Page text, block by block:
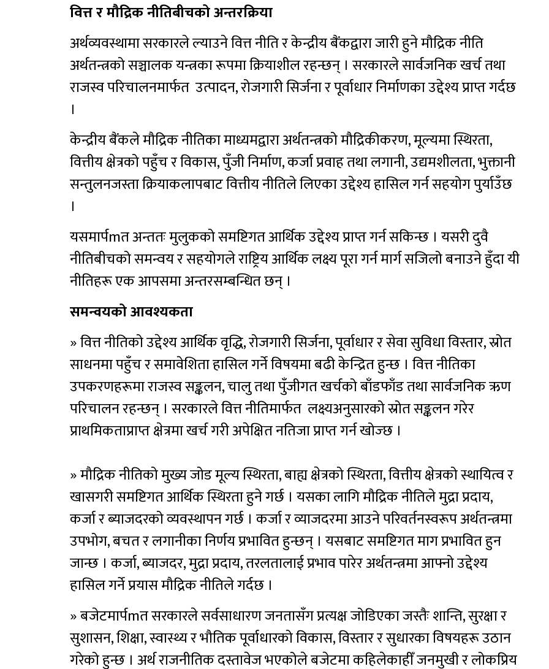
वित्त र मौद्रिक नीतिबीचको अन्तरक्रिया
अर्थव्यवस्थामा सरकारले ल्याउने वित्त नीति र केन्द्रीय बैंकद्वारा जारी हुने मौद्रिक नीति
अर्थतन्त्रको सञ्चालक यन्त्रका रूपमा क्रियाशील रहन्छन् । सरकारले सार्वजनिक खर्च तथा
राजस्व परिचालनमार्फत उत्पादन, रोजगारी सिर्जना र पूर्वाधार निर्माणका उद्देश्य प्राप्त गर्दछ
।
केन्द्रीय बैंकले मौद्रिक नीतिका माध्यमद्वारा अर्थतन्त्रको मौद्रिकीकरण, मूल्यमा स्थिरता,
वित्तीय क्षेत्रको पहुँच र विकास, पुँजी निर्माण, कर्जा प्रवाह तथा लगानी, उद्यमशीलता, भुक्तानी
सन्तुलनजस्ता क्रियाकलापबाट वित्तीय नीतिले लिएका उद्देश्य हासिल गर्न सहयोग पुर्याउँछ
।
यसमार्पmत अन्ततः मुलुकको समष्टिगत आर्थिक उद्देश्य प्राप्त गर्न सकिन्छ । यसरी दुवै
नीतिबीचको समन्वय र सहयोगले राष्ट्रिय आर्थिक लक्ष्य पूरा गर्न मार्ग सजिलो बनाउने हुँदा यी
नीतिहरू एक आपसमा अन्तरसम्बन्धित छन् ।
समन्वयको आवश्यकता
» वित्त नीतिको उद्देश्य आर्थिक वृद्धि, रोजगारी सिर्जना, पूर्वाधार र सेवा सुविधा विस्तार, स्रोत
साधनमा पहुँच र समावेशिता हासिल गर्ने विषयमा बढी केन्द्रित हुन्छ । वित्त नीतिका
उपकरणहरूमा राजस्व सङ्कलन, चालु तथा पुँजीगत खर्चको बाँडफाँड तथा सार्वजनिक ऋण
परिचालन रहन्छन् । सरकारले वित्त नीतिमार्फत लक्ष्यअनुसारको स्रोत सङ्कलन गरेर
प्राथमिकताप्राप्त क्षेत्रमा खर्च गरी अपेक्षित नतिजा प्राप्त गर्न खोज्छ ।
» मौद्रिक नीतिको मुख्य जोड मूल्य स्थिरता, बाह्य क्षेत्रको स्थिरता, वित्तीय क्षेत्रको स्थायित्व र
खासगरी समष्टिगत आर्थिक स्थिरता हुने गर्छ । यसका लागि मौद्रिक नीतिले मुद्रा प्रदाय,
कर्जा र ब्याजदरको व्यवस्थापन गर्छ । कर्जा र व्याजदरमा आउने परिवर्तनस्वरूप अर्थतन्त्रमा
उपभोग, बचत र लगानीका निर्णय प्रभावित हुन्छन् । यसबाट समष्टिगत माग प्रभावित हुन
जान्छ । कर्जा, ब्याजदर, मुद्रा प्रदाय, तरलतालाई प्रभाव पारेर अर्थतन्त्रमा आफ्नो उद्देश्य
हासिल गर्ने प्रयास मौद्रिक नीतिले गर्दछ ।
» बजेटमार्पmत सरकारले सर्वसाधारण जनतासँग प्रत्यक्ष जोडिएका जस्तैः शान्ति, सुरक्षा र
सुशासन, शिक्षा, स्वास्थ्य र भौतिक पूर्वाधारको विकास, विस्तार र सुधारका विषयहरू उठान
गरेको हुन्छ । अर्थ राजनीतिक दस्तावेज भएकोले बजेटमा कहिलेकाहीँ जनमुखी र लोकप्रिय